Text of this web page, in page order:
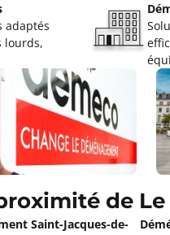
adaptés
lourds,
de Le
Saint-Jacques-de-